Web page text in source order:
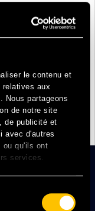
le contenu et
relatives aux
Nous partageons
de notre site
de publicité et
avec d'autres
ou qu'ils ont
services.
de